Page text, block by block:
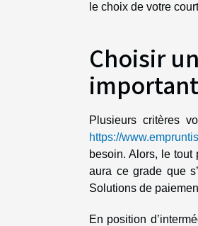
le choix de votre
Choisir
important
Plusieurs critères
https://
besoin. Alors, le tout
aura ce grade que
Solutions de
En position